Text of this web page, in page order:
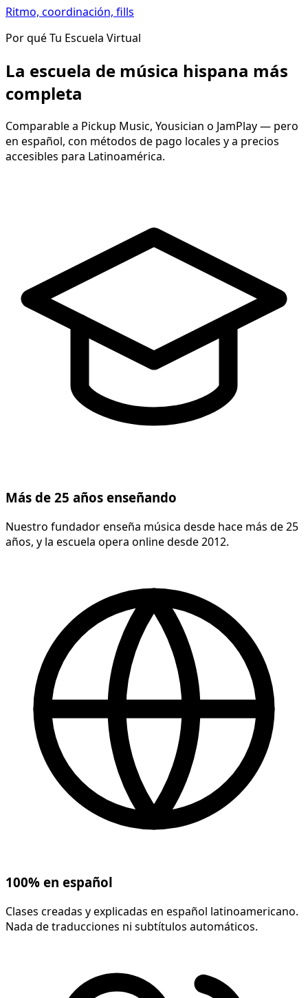
Ritmo, coordinación, fills
Por qué Tu Escuela Virtual
La escuela de música hispana más
completa
Comparable a Pickup Music, Yousician o JamPlay — pero
en español, con métodos de pago locales y a precios
accesibles para Latinoamérica.
Más de 25 años enseñando
Nuestro fundador enseña música desde hace más de 25
años, y la escuela opera online desde 2012.
100% en español
Clases creadas y explicadas en español latinoamericano.
Nada de traducciones ni subtítulos automáticos.